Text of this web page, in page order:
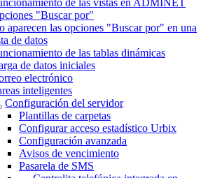
de las vistas en ADMINET
"Buscar por"
aparecen las opciones "Buscar por" en una
de datos
de las tablas dinámicas
de datos iniciales
electrónico
inteligentes
Configuración del servidor
Plantillas de carpetas
Configurar acceso estadístico Urbix
Configuración avanzada
Avisos de vencimiento
Pasarela de SMS